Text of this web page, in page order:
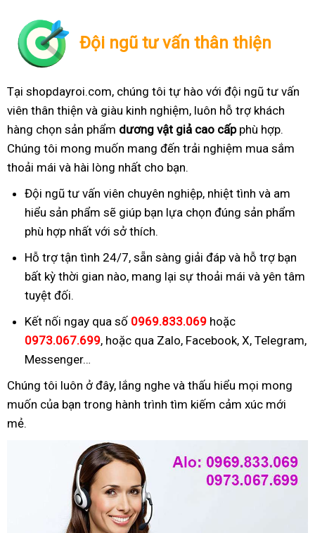
Đội ngũ tư vấn thân thiện
Tại shopdayroi.com, chúng tôi tự hào với đội ngũ tư vấn
viên thân thiện và giàu kinh nghiệm, luôn hỗ trợ khách
hàng chọn sản phẩm dương vật giả cao cấpphù hợp.
Chúng tôi mong muốn mang đến trải nghiệm mua sắm
thoải mái và hài lòng nhất cho bạn.
Đội ngũ tư vấn viên chuyên nghiệp, nhiệt tình và am
hiểu sản phẩm sẽ giúp bạn lựa chọn đúng sản phẩm
phù hợp nhất với sở thích.
Hỗ trợ tận tình 24/7, sẵn sàng giải đáp và hỗ trợ bạn
bất kỳ thời gian nào, mang lại sự thoải mái và yên tâm
tuyệt đối.
Kết nối ngay qua số 0969.833.069 hoặc
0973.067.699, hoặc qua Zalo, Facebook, X, Telegram,
Messenger…
Chúng tôi luôn ở đây, lắng nghe và thấu hiểu mọi mong
muốn của bạn trong hành trình tìm kiếm cảm xúc mới
mẻ.